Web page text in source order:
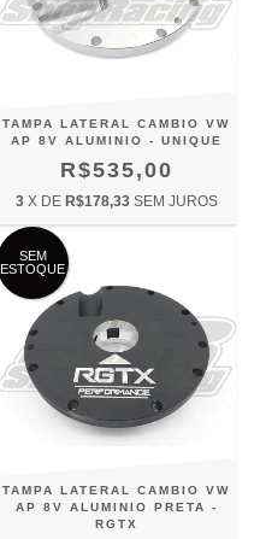
TAMPA LATERAL CAMBIO VW
AP 8V ALUMINIO - UNIQUE
R$535,00
3 X DE R$178,33 SEM JUROS
SEM
ESTOQUE
TAMPA LATERAL CAMBIO VW
AP 8V ALUMINIO PRETA -
RGTX